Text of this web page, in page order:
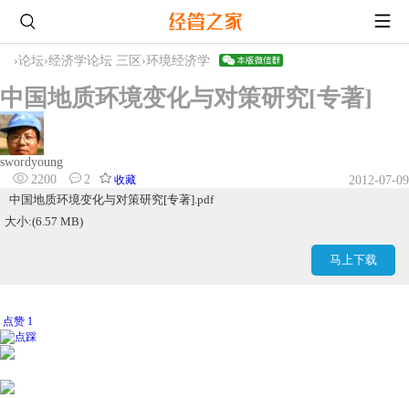
›论坛›经济学论坛 三区 ›环境经济学
中国地质环境变化与对策研究[专著]
swordyoung
2200
2 收藏
2012-07-09
中国地质环境变化与对策研究[专著].pdf
大小:(6.57 MB)
马上下载
点赞 1